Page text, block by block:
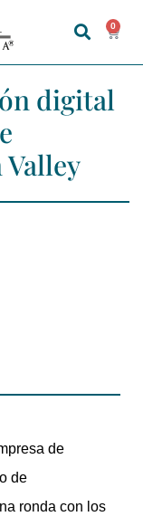
0
digital
de
de
ronda con los